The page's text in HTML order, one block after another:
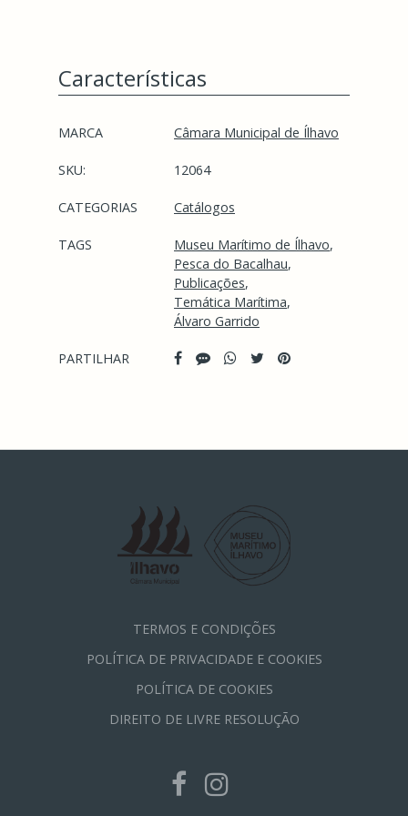
Características
Características
MARCA Câmara Municipal de Ílhavo
SKU: 12064
CATEGORIAS Catálogos
TAGS
Museu Marítimo de Ílhavo
Pesca do Bacalhau
Publicações
Temática Marítima
Álvaro Garrido
PARTILHAR
TERMOS E CONDIÇÕES
POLÍTICA DE PRIVACIDADE E COOKIES
POLÍTICA DE COOKIES
DIREITO DE LIVRE RESOLUÇÃO